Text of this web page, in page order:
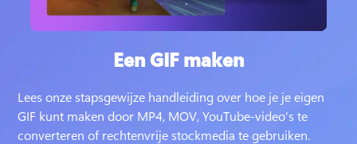
Een GIF maken
Lees onze stapsgewijze handleiding over hoe je je eigen
GIF kunt maken door MP4, MOV, YouTube-video's te
converteren of rechtenvrije stockmedia te gebruiken.